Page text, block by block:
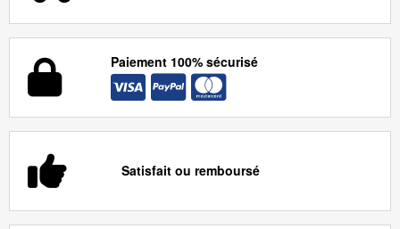
Paiement 100% sécurisé
Satisfait ou remboursé